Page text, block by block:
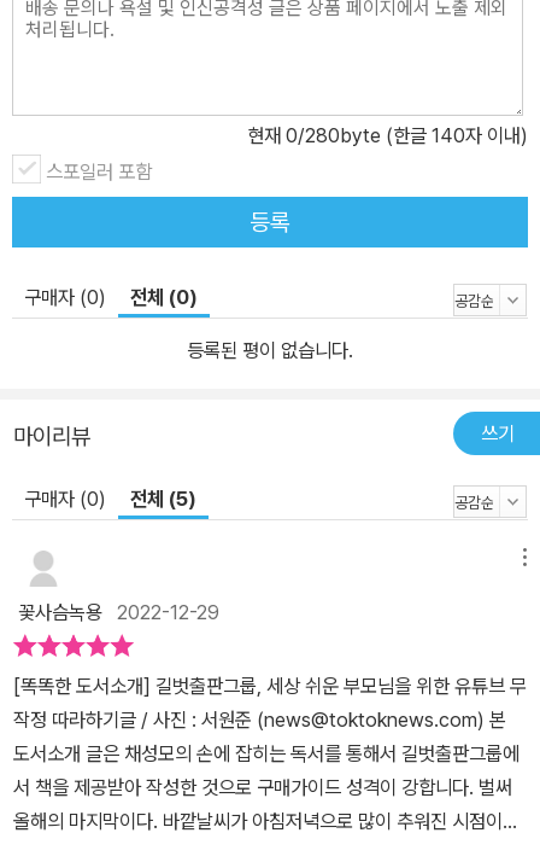
현재 0/280byte (한글 140자 이내)
스포일러 포함
등록
구매자 (0) 전체 (0)
등록된 평이 없습니다.
마이리뷰 쓰기
구매자 (0) 전체 (5)
꽃사슴녹용 2022-12-29
[똑똑한 도서소개] 길벗출판그룹, 세상 쉬운 부모님을 위한 유튜브 무
작정 따라하기글 / 사진 : 서원준 (news@toktoknews.com) 본
도서소개 글은 채성모의 손에 잡히는 독서를 통해서 길벗출판그룹에
서 책을 제공받아 작성한 것으로 구매가이드 성격이 강합니다. 벌써
올해의 마지막이다. 바깥날씨가 아침저녁으로 많이 추워진 시점이다.